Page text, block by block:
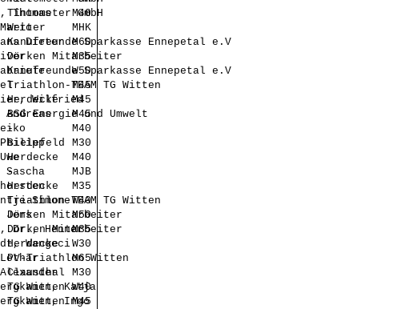
Thomas
Tintometer GmbH
M40
Wetter
MHK
Dieter
Kanufreunde Sparkasse Ennepetal e.V
M60
Dörken Mitarbeiter
M35
Kanufreunde Sparkasse Ennepetal e.V
W50
Triathlon-TEAM TG Witten
M45
Wilfried
Herdecke
M45
BSG Energie und Umwelt
M45
-
M40
Bielefeld
M30
Herdecke
M40
-
MJB
Herdecke
M35
Simone
Triathlon-TEAM TG Witten
W40
Jens
Dörken Mitarbeiter
M50
Dr., Henner
Dörken Mitarbeiter
M35
Wangeci
Herdecke
W30
PV-Triathlon Witten
M65
Clausthal
M30
Katja
TG Witten
W40
Ingo
TG Witten
M45